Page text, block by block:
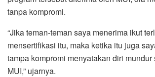
tanpa kompromi.
“Jika teman-teman saya menerima ikut
mensertifikasi itu, maka ketika itu juga
tampa kompromi menyatakan diri
MUI,” ujarnya.